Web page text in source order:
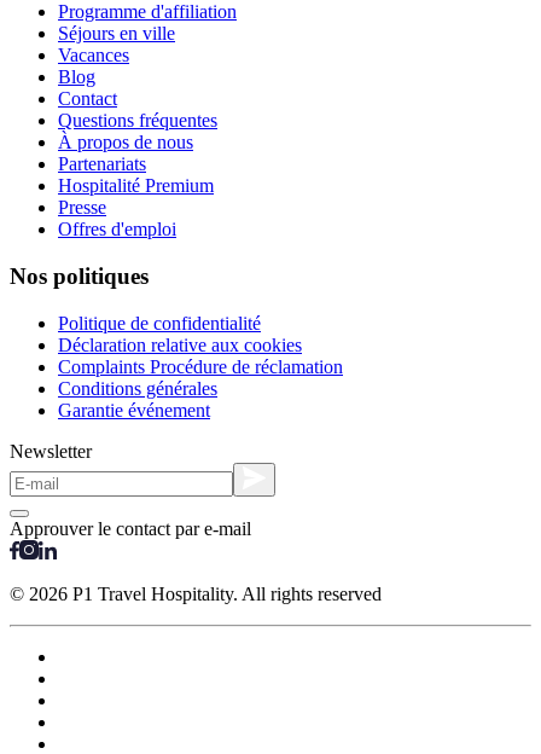
Programme d'affiliation
Séjours en ville
Vacances
Blog
Contact
Questions fréquentes
À propos de nous
Partenariats
Hospitalité Premium
Presse
Offres d'emploi
Nos politiques
Politique de confidentialité
Déclaration relative aux cookies
Complaints Procédure de réclamation
Conditions générales
Garantie événement
Newsletter
Approuver le contact par e-mail
© 2026 P1 Travel Hospitality. All rights reserved